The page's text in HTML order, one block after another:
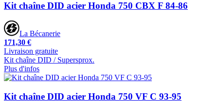
Kit chaîne DID acier Honda 750 CBX F 84-86
La Bécanerie
171,30 €
Livraison gratuite
Kit chaîne DID / Supersprox.
Plus d'infos
Kit chaîne DID acier Honda 750 VF C 93-95